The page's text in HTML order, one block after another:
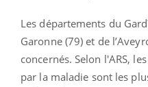
Les départements du
Garonne (79) et de
concernés. Selon l'ARS,
par la maladie sont les